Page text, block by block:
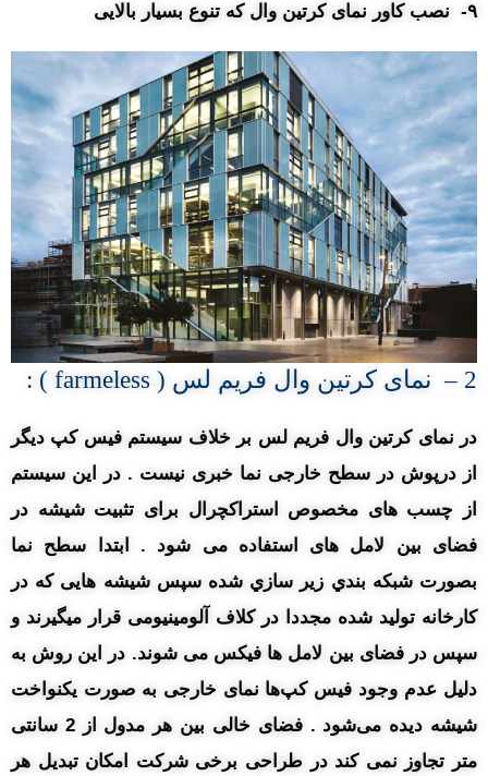
۹- نصب کاور نمای کرتین وال که تنوع بسیار بالایی
2 – نمای کرتین وال فریم لس ( farmeless ) :
در نمای کرتین وال فریم لس بر خلاف سیستم فیس کپ دیگر
از درپوش در سطح خارجی نما خبری نیست . در این سیستم
از چسب های مخصوص استراکچرال برای تثبیت شیشه در
فضای بین لامل های استفاده می شود . ابتدا سطح نما
بصورت شبکه بندي زير سازي شده سپس شیشه هایی که در
کارخانه تولید شده مجددا در کلاف آلومینیومی قرار میگیرند و
سپس در فضای بین لامل ها فیکس می شوند. در این روش به
دلیل عدم وجود فیس کپ‌ها نمای خارجی به صورت یکنواخت
شیشه دیده می‌شود . فضای خالی بین هر مدول از 2 سانتی
متر تجاوز نمی کند در طراحی برخی شرکت امکان تبدیل هر